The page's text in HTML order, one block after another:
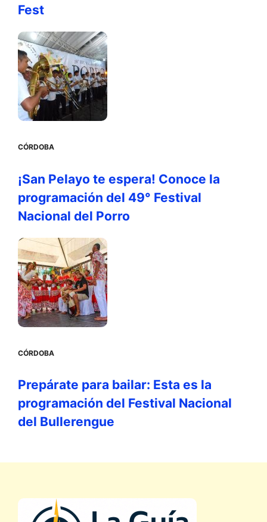
Fest
CÓRDOBA
¡San Pelayo te espera! Conoce la
programación del 49° Festival
Nacional del Porro
CÓRDOBA
Prepárate para bailar: Esta es la
programación del Festival Nacional
del Bullerengue